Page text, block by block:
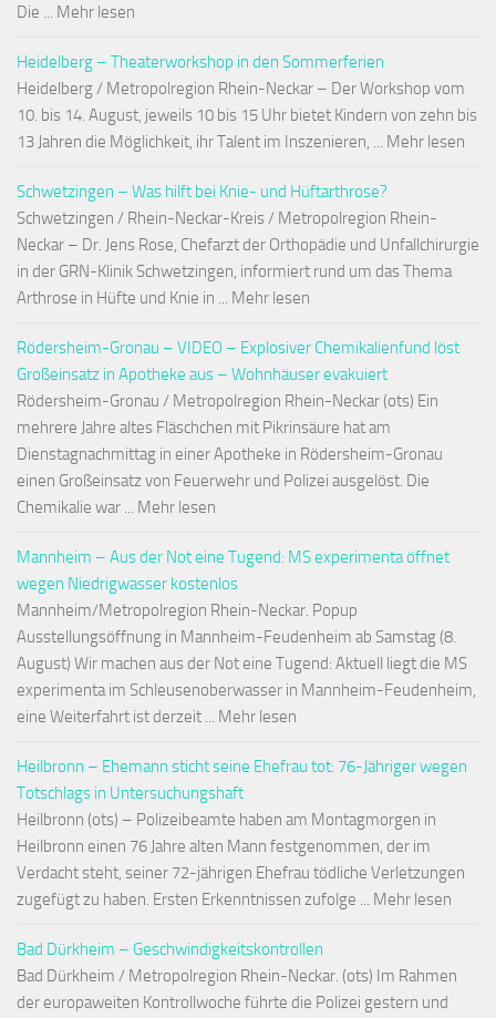
Die ... Mehr lesen
Heidelberg – Theaterworkshop in den Sommerferien
Heidelberg / Metropolregion Rhein-Neckar – Der Workshop vom
10. bis 14. August, jeweils 10 bis 15 Uhr bietet Kindern von zehn bis
13 Jahren die Möglichkeit, ihr Talent im Inszenieren, ... Mehr lesen
Schwetzingen – Was hilft bei Knie- und Hüftarthrose?
Schwetzingen / Rhein-Neckar-Kreis / Metropolregion Rhein-
Neckar – Dr. Jens Rose, Chefarzt der Orthopädie und Unfallchirurgie
in der GRN-Klinik Schwetzingen, informiert rund um das Thema
Arthrose in Hüfte und Knie in ... Mehr lesen
Rödersheim-Gronau – VIDEO – Explosiver Chemikalienfund löst
Großeinsatz in Apotheke aus – Wohnhäuser evakuiert
Rödersheim-Gronau / Metropolregion Rhein-Neckar (ots) Ein
mehrere Jahre altes Fläschchen mit Pikrinsäure hat am
Dienstagnachmittag in einer Apotheke in Rödersheim-Gronau
einen Großeinsatz von Feuerwehr und Polizei ausgelöst. Die
Chemikalie war ... Mehr lesen
Mannheim – Aus der Not eine Tugend: MS experimenta öffnet
wegen Niedrigwasser kostenlos
Mannheim/Metropolregion Rhein-Neckar. Popup
Ausstellungsöffnung in Mannheim-Feudenheim ab Samstag (8.
August) Wir machen aus der Not eine Tugend: Aktuell liegt die MS
experimenta im Schleusenoberwasser in Mannheim-Feudenheim,
eine Weiterfahrt ist derzeit ... Mehr lesen
Heilbronn – Ehemann sticht seine Ehefrau tot: 76-Jähriger wegen
Totschlags in Untersuchungshaft
Heilbronn (ots) – Polizeibeamte haben am Montagmorgen in
Heilbronn einen 76 Jahre alten Mann festgenommen, der im
Verdacht steht, seiner 72-jährigen Ehefrau tödliche Verletzungen
zugefügt zu haben. Ersten Erkenntnissen zufolge ... Mehr lesen
Bad Dürkheim – Geschwindigkeitskontrollen
Bad Dürkheim / Metropolregion Rhein-Neckar. (ots) Im Rahmen
der europaweiten Kontrollwoche führte die Polizei gestern und